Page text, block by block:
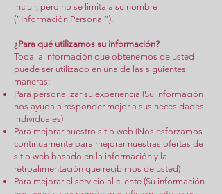
incluir, pero no se limita a su nombre
(“Información Personal”).
¿Para qué utilizamos su información?
Toda la información que obtenemos de usted
puede ser utilizado en una de las siguientes
maneras:
Para personalizar su experiencia (Su información
nos ayuda a responder mejor a sus necesidades
individuales)
Para mejorar nuestro sitio web (Nos esforzamos
continuamente para mejorar nuestras ofertas de
sitio web basado en la información y la
retroalimentación que recibimos de usted)
Para mejorar el servicio al cliente (Su información